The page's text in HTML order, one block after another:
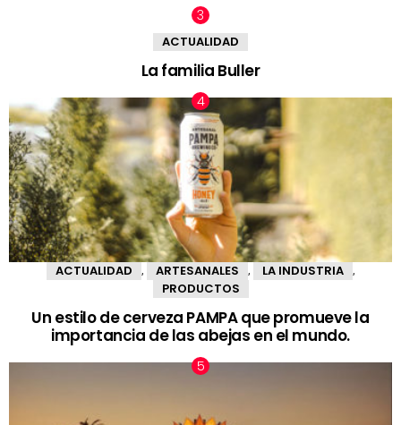
ACTUALIDAD
La familia Buller
ACTUALIDAD , ARTESANALES , LA INDUSTRIA ,
PRODUCTOS
Un estilo de cerveza PAMPA que promueve la
importancia de las abejas en el mundo.